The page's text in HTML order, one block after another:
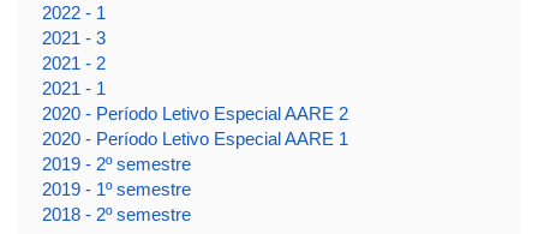
2022 - 1
2021 - 3
2021 - 2
2021 - 1
2020 - Período Letivo Especial AARE 2
2020 - Período Letivo Especial AARE 1
2019 - 2º semestre
2019 - 1º semestre
2018 - 2º semestre